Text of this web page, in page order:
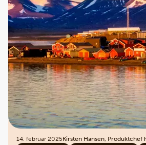
14. februar 2025Kirsten Hansen, Produktchef